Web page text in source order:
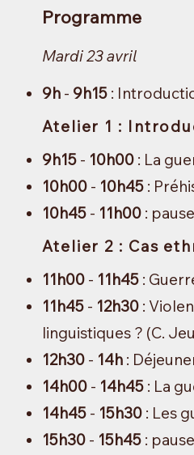
Programme
Mardi 23 avril
9h - 9h15 :
Atelier 1 :
9h15 - 10h00 : La
10h00 - 10h45 :
10h45 - 11h00 :
Atelier 2 : Cas
11h00 - 11h45 :
11h45 - 12h30 :
linguistiques ? (C.
12h30 - 14h :
14h00 - 14h45 : La
14h45 - 15h30 : Les
15h30 - 15h45 :